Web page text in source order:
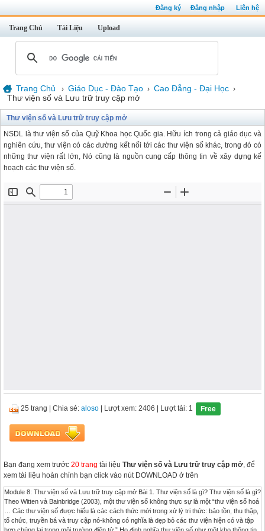
Đăng ký Đăng nhập Liên hệ
Trang Chủ Tài Liệu Upload
Trang Chủ › Giáo Dục - Đào Tạo › Cao Đẳng - Đại Học ›
Thư viện số và Lưu trữ truy cập mở
Thư viện số và Lưu trữ truy cập mở
NSDL là thư viện số của Quỹ Khoa học Quốc gia. Hữu ích trong cả giáo dục và
nghiên cứu, thư viện có các đường kết nối tới các thư viện số khác, trong đó có
những thư viện rất lớn, Nó cũng là nguồn cung cấp thông tin về xây dựng kế
hoạch các thư viện số.
25 trang Chia sẻ: aloso | Lượt xem: 2406 | Lượt tải: 1 Free
Bạn đang xem trước 20 trang tài liệu Thư viện số và Lưu trữ truy cập mở, để
xem tài liệu hoàn chỉnh bạn click vào nút DOWNLOAD ở trên
Module 8: Thư viện số và Lưu trữ truy cập mở Bài 1. Thư viện số là gì? Thư viện số là gì?
Theo Witten và Bainbridge (2003), một thư viện số không thực sự là một “thư viện số hoá
… Các thư viện số được hiểu là các cách thức mới trong xử lý tri thức: bảo tồn, thu thập,
tổ chức, truyền bá và truy cập nó-không có nghĩa là dẹp bỏ các thư viện hiện có và tập